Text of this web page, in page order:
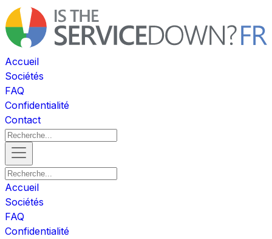
Accueil
Sociétés
FAQ
Confidentialité
Contact
Accueil
Sociétés
FAQ
Confidentialité